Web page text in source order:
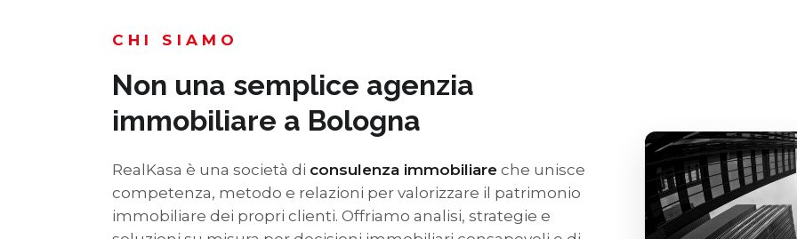
CHI SIAMO
Non una semplice agenzia
immobiliare a Bologna
RealKasa è una società di consulenza immobiliare che unisce
competenza, metodo e relazioni per valorizzare il patrimonio
immobiliare dei propri clienti. Offriamo analisi, strategie e